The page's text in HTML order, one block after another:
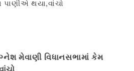
મેવાણી વિધાનસભામાં કેમ